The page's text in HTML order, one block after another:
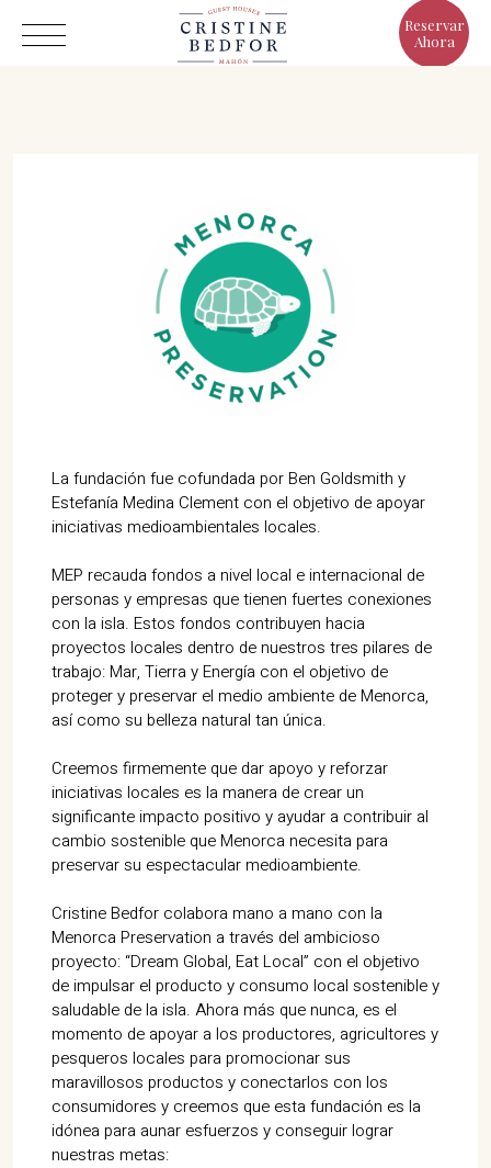
Reservar
Ahora
El Mundo de Cristine
C/ Infanta, 19
07702 Mahón, Menorca
+34 687 88 28 88
mahon@cristinebedfor.com
La fundación fue cofundada por Ben Goldsmith y
Estefanía Medina Clement con el objetivo de apoyar
iniciativas medioambientales locales.
MEP recauda fondos a nivel local e internacional de
personas y empresas que tienen fuertes conexiones
con la isla. Estos fondos contribuyen hacia
proyectos locales dentro de nuestros tres pilares de
trabajo: Mar, Tierra y Energía con el objetivo de
proteger y preservar el medio ambiente de Menorca,
así como su belleza natural tan única.
Creemos firmemente que dar apoyo y reforzar
iniciativas locales es la manera de crear un
significante impacto positivo y ayudar a contribuir al
cambio sostenible que Menorca necesita para
preservar su espectacular medioambiente.
Cristine Bedfor colabora mano a mano con la
Menorca Preservation a través del ambicioso
proyecto: “Dream Global, Eat Local” con el objetivo
de impulsar el producto y consumo local sostenible y
saludable de la isla. Ahora más que nunca, es el
momento de apoyar a los productores, agricultores y
pesqueros locales para promocionar sus
maravillosos productos y conectarlos con los
consumidores y creemos que esta fundación es la
idónea para aunar esfuerzos y conseguir lograr
nuestras metas: